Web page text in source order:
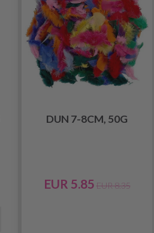
DUN 7-8CM, 50G
EUR 5.85 EUR 8.35